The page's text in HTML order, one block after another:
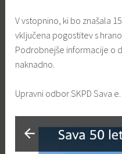
V vstopnino, ki bo znašala
vključena pogostitev s hrano.
Podrobnejše informacije o
naknadno.
Upravni odbor SKPD Sava